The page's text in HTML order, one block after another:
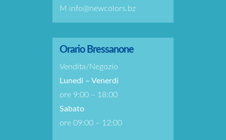
M info@newcolors.bz
Orario Bressanone
Vendita/Negozio
Lunedi – Venerdi
ore 9:00 – 18:00
Sabato
ore 09:00 – 12:00